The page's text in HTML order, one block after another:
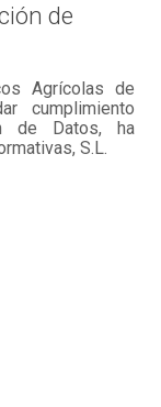
de
Agrícolas de
cumplimiento
de Datos, ha
S.L.